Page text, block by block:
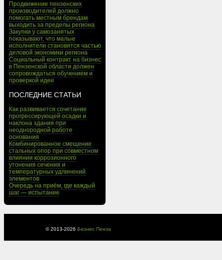
Продвижение пензенских
производителей должно
помогать местным брендам
выходить за пределы региона
Закупки у самозанятых
показывают, что малые
исполнители становятся частью
деловой экономики региона
Социальный контракт на бизнес
в Пензенской области должен
сопровождаться обучением и
проверкой идеи
ПОСЛЕДНИЕ СТАТЬИ
Как развивается сочетание
прогрессирующей осадки и
наклона здания при
неоднородной работе
основания
Комбинированное смещение
стальных опор при совместном
влиянии коррозионного
утонения сечения и
температурных удлинений
элементов
Очередь на приём, где каждый
шаг — испытание
© 2013-2026 Бизнес Пенза